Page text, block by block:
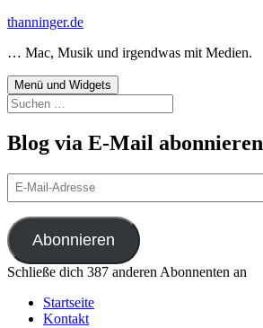
Zum
springen
thanninger.de
… Mac, Musik und irgendwas mit Medien.
Menü und Widgets
Suchen
nach:
Blog via E-Mail abonnieren
E-
Mail-
Abonnieren
Schließe dich 387 anderen Abonnenten an
Startseite
Kontakt